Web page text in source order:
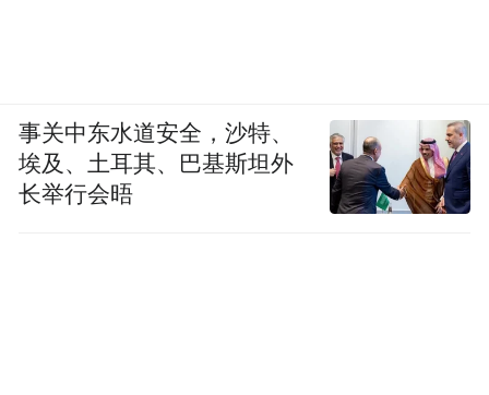
事关中东水道安全，沙特、
埃及、土耳其、巴基斯坦外
长举行会晤